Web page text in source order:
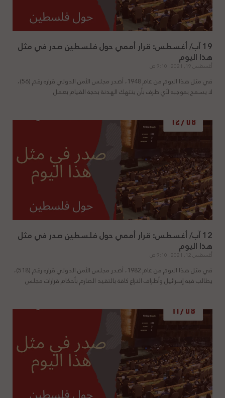
19 آب/ أغسطس: قرار أممي حول فلسطين صدر في مثل
هذا اليوم
أغسطس 19, 2021
في مثل هذا اليوم من عام 1948، أصدر مجلس الأمن الدولي قراره رقم (56)،
لا يسمح بموجبه لأي طرف بأن ينتهك الهدنة بحجة القيام بعمل
12 آب/ أغسطس: قرار أممي حول فلسطين صدر في مثل
هذا اليوم
أغسطس 12, 2021
في مثل هذا اليوم من عام 1982، أصدر مجلس الأمن الدولي قراره رقم (518)،
يطالب فيه إسرائيل وأطراف النزاع كافة بالتقيد الصارم بأحكام قرارات مجلس